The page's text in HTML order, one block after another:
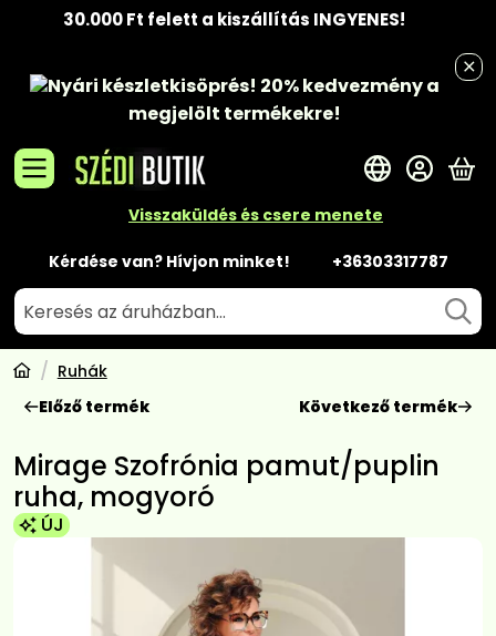
30.000 Ft felett a kiszállítás INGYENES!
Nyári készletkisöprés! 20% kedvezménya
megjelölt termékekre!
Visszaküldés és csere menete
Kérdése van? Hívjon minket! +36303317787
A
Ruhák
Előző termék
Következő termék
Mirage Szofrónia pamut/puplin
ruha, mogyoró
ÚJ